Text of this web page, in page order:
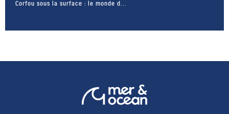
Corfou sous la surface : le monde d...